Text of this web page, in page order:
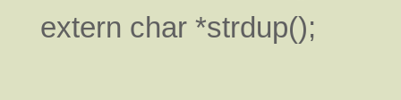
extern char *strdup();